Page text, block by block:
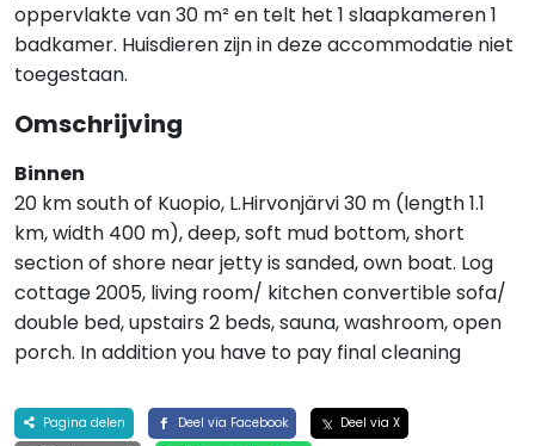
oppervlakte van 30 m² en telt het 1 slaapkameren 1
badkamer. Huisdieren zijn in deze accommodatie niet
toegestaan.
Omschrijving
Binnen
20 km south of Kuopio, L.Hirvonjärvi 30 m (length 1.1
km, width 400 m), deep, soft mud bottom, short
section of shore near jetty is sanded, own boat. Log
cottage 2005, living room/ kitchen convertible sofa/
double bed, upstairs 2 beds, sauna, washroom, open
porch. In addition you have to pay final cleaning
Pagina delen Deel via Facebook
Deel via X